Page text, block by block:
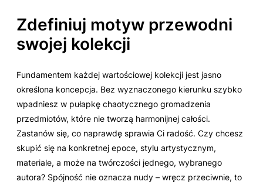
Zdefiniuj motyw przewodni
swojej kolekcji
Fundamentem każdej wartościowej kolekcji jest jasno
określona koncepcja. Bez wyznaczonego kierunku szybko
wpadniesz w pułapkę chaotycznego gromadzenia
przedmiotów, które nie tworzą harmonijnej całości.
Zastanów się, co naprawdę sprawia Ci radość. Czy chcesz
skupić się na konkretnej epoce, stylu artystycznym,
materiale, a może na twórczości jednego, wybranego
autora? Spójność nie oznacza nudy – wręcz przeciwnie, to